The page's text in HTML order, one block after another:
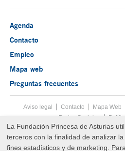
Agenda
Contacto
Empleo
Mapa web
Preguntas frecuentes
Aviso legal Tecla de acceso 8
Contacto Mapa Web
Redes Sociales
Fin
© Copyright Sun Aug 09 04:22:10 UTC
Asturias
La Fundación Princesa de Asturias
terceros con la finalidad de analizar
fines estadísticos y de marketing.